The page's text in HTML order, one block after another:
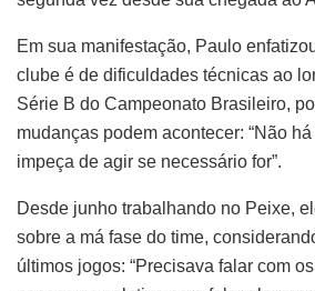
Em sua manifestação, Paulo
clube é de dificuldades técnicas ao
Série B do Campeonato Brasileiro,
mudanças podem acontecer: “Não
impeça de agir se necessário for”.
Desde junho trabalhando no Peixe,
sobre a má fase do time,
últimos jogos: “Precisava falar com